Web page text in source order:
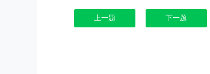
上一题 下一题